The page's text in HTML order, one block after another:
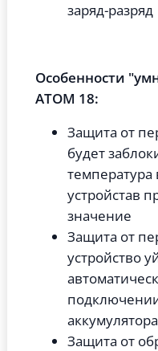
заряд-разряд
Особенности
ATOM 18:
Защита от
будет
температура
устройстав
значение
Защита от
устройство
аккумулятора
Защита от